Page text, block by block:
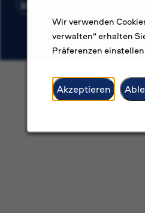
Wir verwenden
verwalten“ erhalten
Präferenzen
Akzeptieren